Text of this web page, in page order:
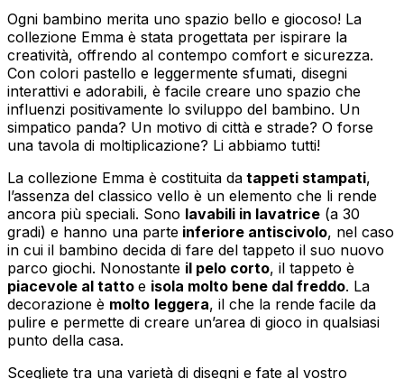
Ogni bambino merita uno spazio bello e giocoso! La
collezione Emma è stata progettata per ispirare la
creatività, offrendo al contempo comfort e sicurezza.
Con colori pastello e leggermente sfumati, disegni
interattivi e adorabili, è facile creare uno spazio che
influenzi positivamente lo sviluppo del bambino. Un
simpatico panda? Un motivo di città e strade? O forse
una tavola di moltiplicazione? Li abbiamo tutti!
La collezione Emma è costituita da tappeti stampati,
l’assenza del classico vello è un elemento che li rende
ancora più speciali. Sono lavabili in lavatrice (a 30
gradi) e hanno una parte inferiore antiscivolo, nel caso
in cui il bambino decida di fare del tappeto il suo nuovo
parco giochi. Nonostante il pelo corto, il tappeto è
piacevole al tatto e isola molto bene dal freddo. La
decorazione è molto leggera, il che la rende facile da
pulire e permette di creare un’area di gioco in qualsiasi
punto della casa.
Scegliete tra una varietà di disegni e fate al vostro